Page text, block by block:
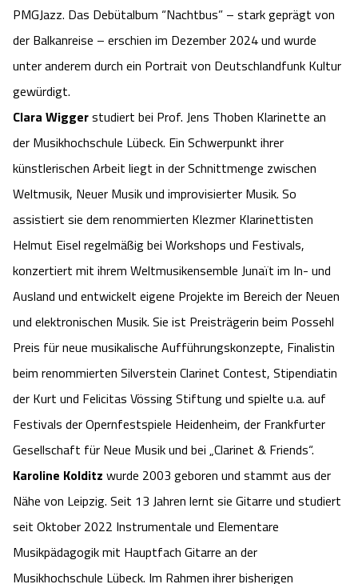
PMGJazz. Das Debütalbum “Nachtbus” – stark geprägt von
der Balkanreise – erschien im Dezember 2024 und wurde
unter anderem durch ein Portrait von Deutschlandfunk Kultur
gewürdigt.
Clara Wiggerstudiert bei Prof. Jens Thoben Klarinette an
der Musikhochschule Lübeck. Ein Schwerpunkt ihrer
künstlerischen Arbeit liegt in der Schnittmenge zwischen
Weltmusik, Neuer Musik und improvisierter Musik. So
assistiert sie dem renommierten Klezmer Klarinettisten
Helmut Eisel regelmäßig bei Workshops und Festivals,
konzertiert mit ihrem Weltmusikensemble Junaït im In- und
Ausland und entwickelt eigene Projekte im Bereich der Neuen
und elektronischen Musik. Sie ist Preisträgerin beim Possehl
Preis für neue musikalische Aufführungskonzepte, Finalistin
beim renommierten Silverstein Clarinet Contest, Stipendiatin
der Kurt und Felicitas Vössing Stiftung und spielte u.a. auf
Festivals der Opernfestspiele Heidenheim, der Frankfurter
Gesellschaft für Neue Musik und bei „Clarinet & Friends“.
Karoline Kolditz wurde 2003 geboren und stammt aus der
Nähe von Leipzig. Seit 13 Jahren lernt sie Gitarre und studiert
seit Oktober 2022 Instrumentale und Elementare
Musikpädagogik mit Hauptfach Gitarre an der
Musikhochschule Lübeck. Im Rahmen ihrer bisherigen